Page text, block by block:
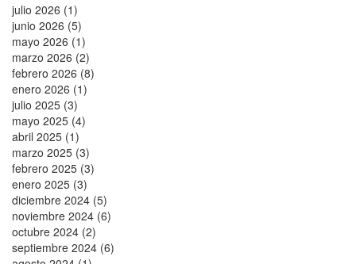
julio 2026 (1)
junio 2026 (5)
mayo 2026 (1)
marzo 2026 (2)
febrero 2026 (8)
enero 2026 (1)
julio 2025 (3)
mayo 2025 (4)
abril 2025 (1)
marzo 2025 (3)
febrero 2025 (3)
enero 2025 (3)
diciembre 2024 (5)
noviembre 2024 (6)
octubre 2024 (2)
septiembre 2024 (6)